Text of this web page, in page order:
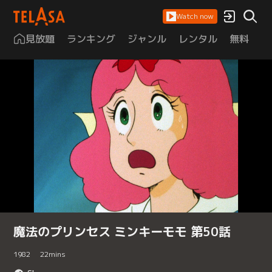
Watch now
見放題 ランキング ジャンル レンタル 無料
魔法のプリンセス ミンキーモモ 第50話
1982 22mins